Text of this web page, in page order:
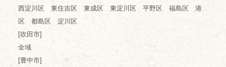
西淀川区 東住吉区 東成区 東淀川区 平野区 福島区 港
区 都島区 淀川区
[吹田市]
全域
[豊中市]